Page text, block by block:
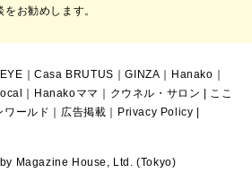
お勧めします。
｜Casa BRUTUS ｜GINZA ｜ Hanako ｜
｜ Hanakoママ ｜ クウネル・サロン | ここ
ワールド ｜ 広告掲載 ｜ Privacy Policy |
Magazine House, Ltd. (Tokyo)